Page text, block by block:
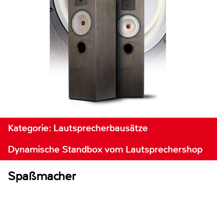
Kategorie: Lautsprecherbausätze
Dynamische Standbox vom Lautsprechershop
Spaßmacher